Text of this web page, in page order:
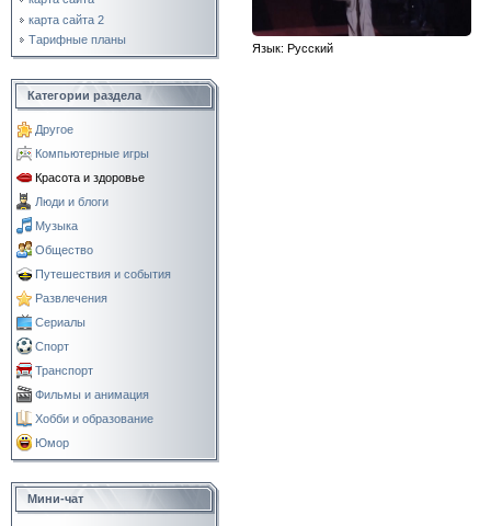
карта сайта 2
Тарифные планы
Категории раздела
Другое
Компьютерные игры
Красота и здоровье
Люди и блоги
Музыка
Общество
Путешествия и события
Развлечения
Сериалы
Спорт
Транспорт
Фильмы и анимация
Хобби и образование
Юмор
Мини-чат
Язык: Русский